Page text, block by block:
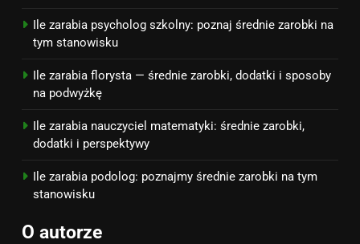
Ile zarabia psycholog szkolny: poznaj średnie zarobki na
tym stanowisku
Ile zarabia florysta — średnie zarobki, dodatki i sposoby
na podwyżkę
Ile zarabia nauczyciel matematyki: średnie zarobki,
dodatki i perspektywy
Ile zarabia podolog: poznajmy średnie zarobki na tym
stanowisku
O autorze